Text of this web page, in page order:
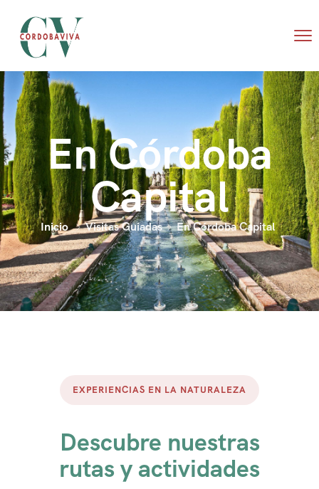
En Córdoba
Capital
Inicio Visitas Guiadas En Córdoba Capital
EXPERIENCIAS EN LA NATURALEZA
Descubre nuestras
rutas y actividades